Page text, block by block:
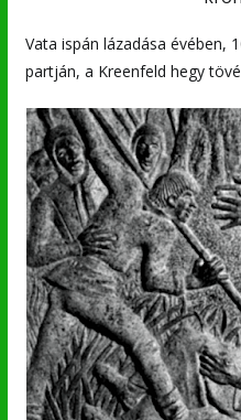
Vata ispán lázadása évében,
partján, a Kreenfeld hegy